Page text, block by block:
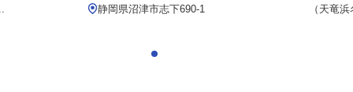
静岡県沼津市志下690-1
（天竜